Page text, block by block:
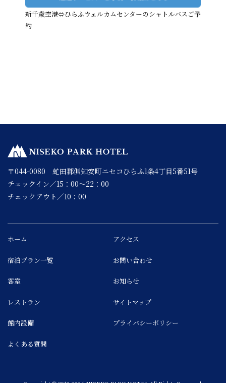
新千歳空港⇔ひらふウェルカムセンターのシャトルバスご予
約
〒044-0080 虻田郡俱知安町ニセコひらふ1条4丁目5番51号
チェックイン／15：00～22：00
チェックアウト／10：00
ホーム
宿泊プラン一覧
客室
レストラン
館内設備
よくある質問
アクセス
お問い合わせ
お知らせ
サイトマップ
プライバシーポリシー